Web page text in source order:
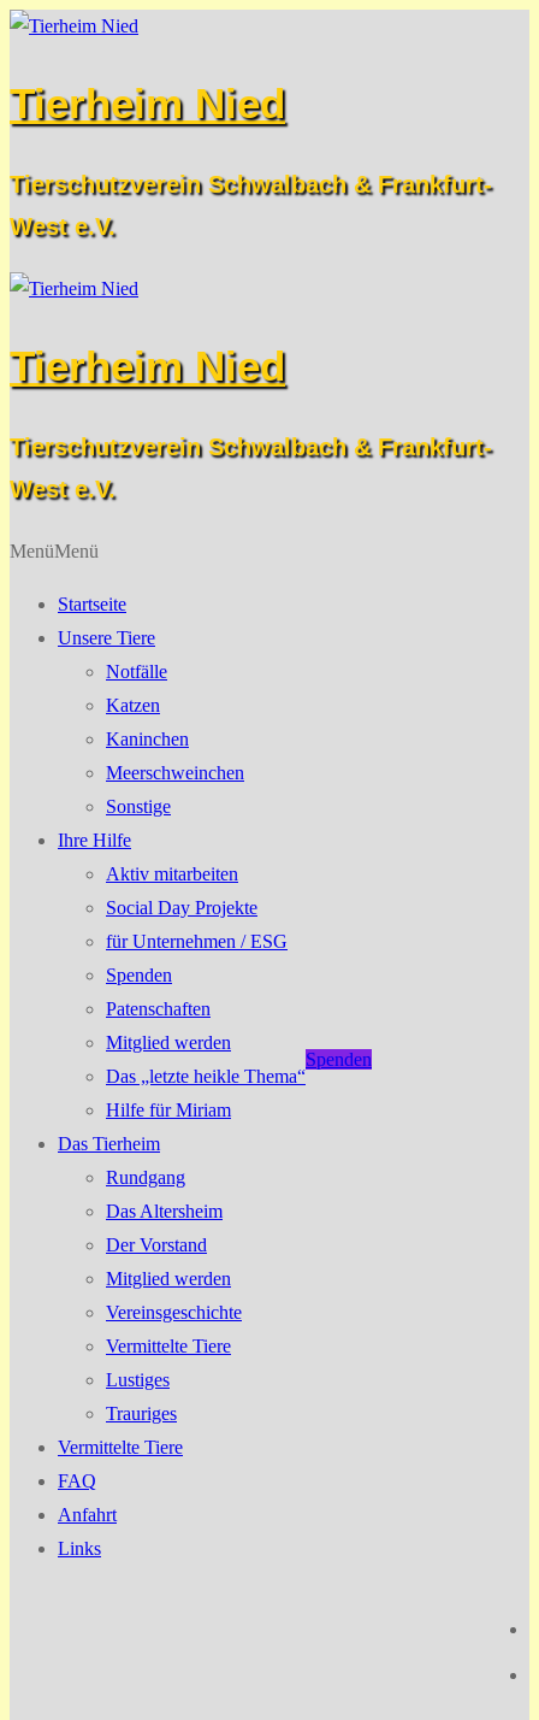
Zum
springen
Menü
Schließen
Tierheim Nied
Tierschutzverein Schwalbach & Frankfurt-
West e.V.
Tierheim Nied
Tierschutzverein Schwalbach & Frankfurt-
West e.V.
MenüMenü
Startseite
Unsere Tiere
Notfälle
Katzen
Kaninchen
Meerschweinchen
Sonstige
Ihre Hilfe
Aktiv mitarbeiten
Social Day Projekte
für Unternehmen / ESG
Spenden
Patenschaften
Mitglied werden
Das „letzte heikle Thema“
Hilfe für Miriam
Das Tierheim
Rundgang
Das Altersheim
Der Vorstand
Mitglied werden
Vereinsgeschichte
Vermittelte Tiere
Lustiges
Trauriges
Vermittelte Tiere
FAQ
Anfahrt
Links
Spenden